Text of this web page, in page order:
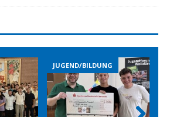
JUGEND/BILDUNG